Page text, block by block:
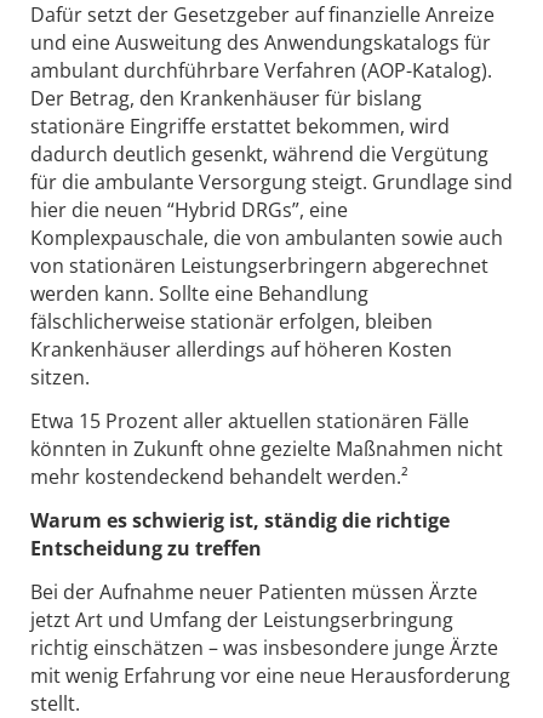
Dafür setzt der Gesetzgeber auf finanzielle Anreize
und eine Ausweitung des Anwendungskatalogs für
ambulant durchführbare Verfahren (AOP-Katalog).
Der Betrag, den Krankenhäuser für bislang
stationäre Eingriffe erstattet bekommen, wird
dadurch deutlich gesenkt, während die Vergütung
für die ambulante Versorgung steigt. Grundlage sind
hier die neuen “Hybrid DRGs”, eine
Komplexpauschale, die von ambulanten sowie auch
von stationären Leistungserbringern abgerechnet
werden kann. Sollte eine Behandlung
fälschlicherweise stationär erfolgen, bleiben
Krankenhäuser allerdings auf höheren Kosten
sitzen.
Etwa 15 Prozent aller aktu­el­len stati­o­nären Fälle
könnten in Zukunft ohne gezielte Maßnah­men nicht
mehr kost­en­de­ckend behan­delt werden.²
Warum es schwierig ist, ständig die richtige
Entscheidung zu treffen
Bei der Aufnahme neuer Patienten müssen Ärzte
jetzt Art und Umfang der Leistungserbringung
richtig einschätzen – was insbesondere junge Ärzte
mit wenig Erfahrung vor eine neue Herausforderung
stellt.